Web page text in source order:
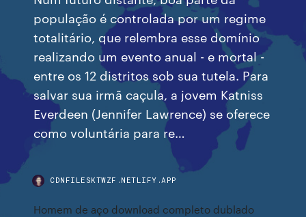
população é controlada por um regime
totalitário, que relembra esse domínio
realizando um evento anual - e mortal -
entre os 12 distritos sob sua tutela. Para
salvar sua irmã caçula, a jovem Katniss
Everdeen (Jennifer Lawrence) se oferece
como voluntária para re…
CDNFILESKTWZF.NETLIFY.APP
Homem de aço download completo dublado